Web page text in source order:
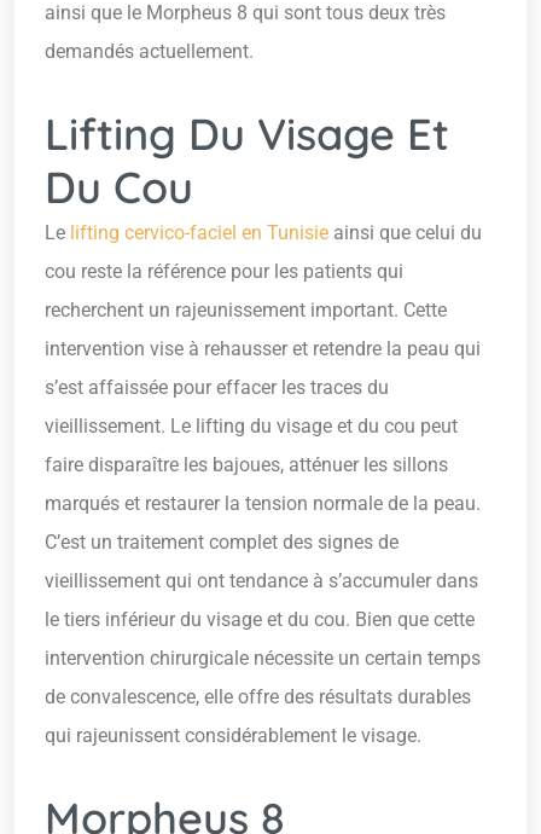
ainsi que le Morpheus 8 qui sont tous deux très
demandés actuellement.
Lifting Du Visage Et
Du Cou
Le lifting cervico-faciel en Tunisie ainsi que celui du
cou reste la référence pour les patients qui
recherchent un rajeunissement important. Cette
intervention vise à rehausser et retendre la peau qui
s’est affaissée pour effacer les traces du
vieillissement. Le lifting du visage et du cou peut
faire disparaître les bajoues, atténuer les sillons
marqués et restaurer la tension normale de la peau.
C’est un traitement complet des signes de
vieillissement qui ont tendance à s’accumuler dans
le tiers inférieur du visage et du cou. Bien que cette
intervention chirurgicale nécessite un certain temps
de convalescence, elle offre des résultats durables
qui rajeunissent considérablement le visage.
Morpheus 8